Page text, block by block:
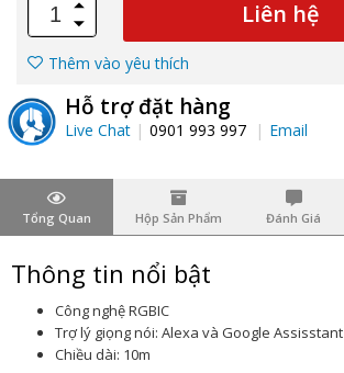
Liên hệ
Thêm vào yêu thích
Hỗ trợ đặt hàng
Live Chat 0901 993 997 Email
Tổng Quan Hộp Sản Phẩm Đánh Giá
Thông tin nổi bật
Công nghệ RGBIC
Trợ lý giọng nói: Alexa và Google Assisstant
Chiều dài: 10m